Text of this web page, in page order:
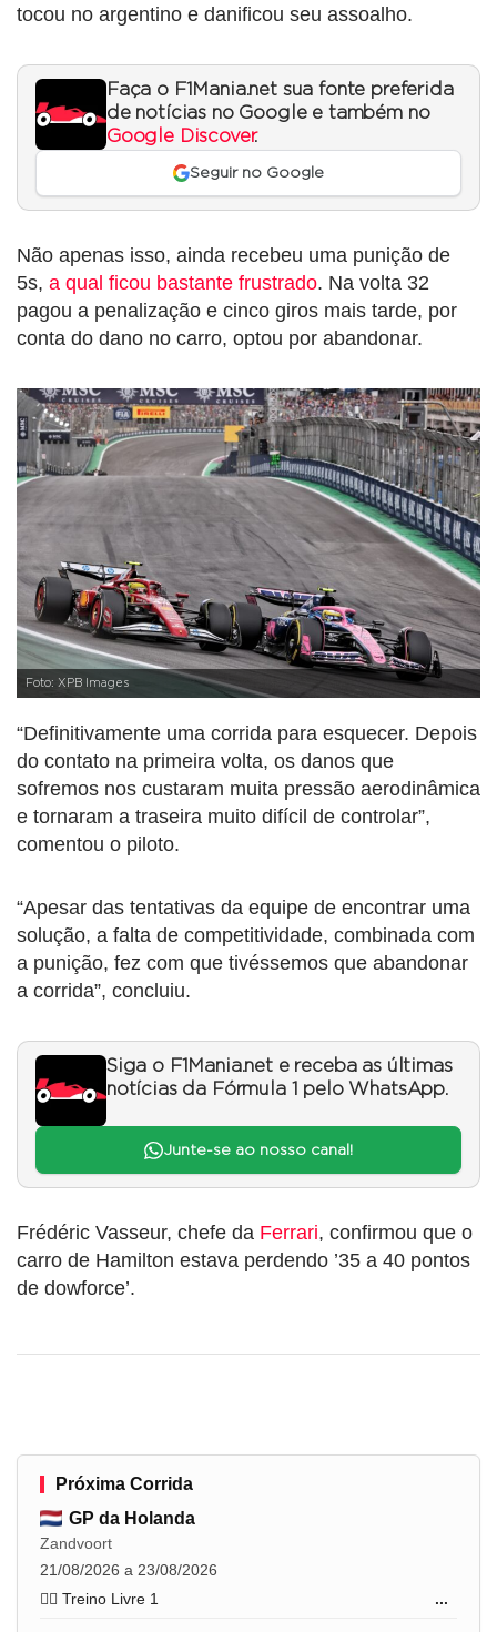
tocou no argentino e danificou seu assoalho.
Faça o F1Mania.net sua fonte preferida
de notícias no Google e também no
Google Discover.
Seguir no Google
Não apenas isso, ainda recebeu uma punição de
5s, a qual ficou bastante frustrado. Na volta 32
pagou a penalização e cinco giros mais tarde, por
conta do dano no carro, optou por abandonar.
Foto: XPB Images
“Definitivamente uma corrida para esquecer. Depois
do contato na primeira volta, os danos que
sofremos nos custaram muita pressão aerodinâmica
e tornaram a traseira muito difícil de controlar”,
comentou o piloto.
“Apesar das tentativas da equipe de encontrar uma
solução, a falta de competitividade, combinada com
a punição, fez com que tivéssemos que abandonar
a corrida”, concluiu.
Siga o F1Mania.net e receba as últimas
notícias da Fórmula 1 pelo WhatsApp.
Junte-se ao nosso canal!
Frédéric Vasseur, chefe da Ferrari, confirmou que o
carro de Hamilton estava perdendo ’35 a 40 pontos
de dowforce’.
Próxima Corrida
GP da Holanda
Zandvoort
21/08/2026 a 23/08/2026
🏋️‍♂️ Treino Livre 1
...